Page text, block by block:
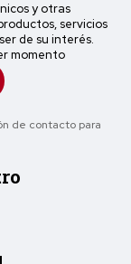
y otras
servicios
de su interés.
momento
de contacto para